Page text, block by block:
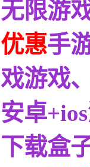
无限游
优惠手
戏游戏
安卓
下载盒